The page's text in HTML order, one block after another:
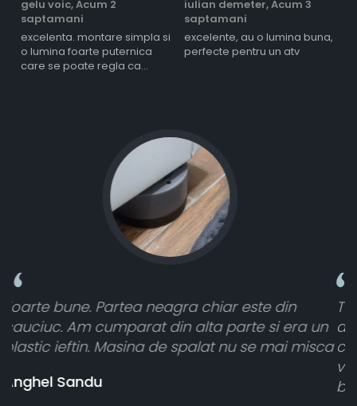
gelu voic,Acum 2
saptamani
excelenta. montare simpla si
o lumina foarte puternica
care se poate regla ca
iulian demeter,Acum 3
saptamani
excelente, au o lumina buna,
perfecte pentru un atv
un
Toate sunt foarte luminoase și funcționează
atât de bine în curtea din spate. A primit
cele 8 bucati dar una nu a funcționat,
banii pentru 1 bucata, Multumesc